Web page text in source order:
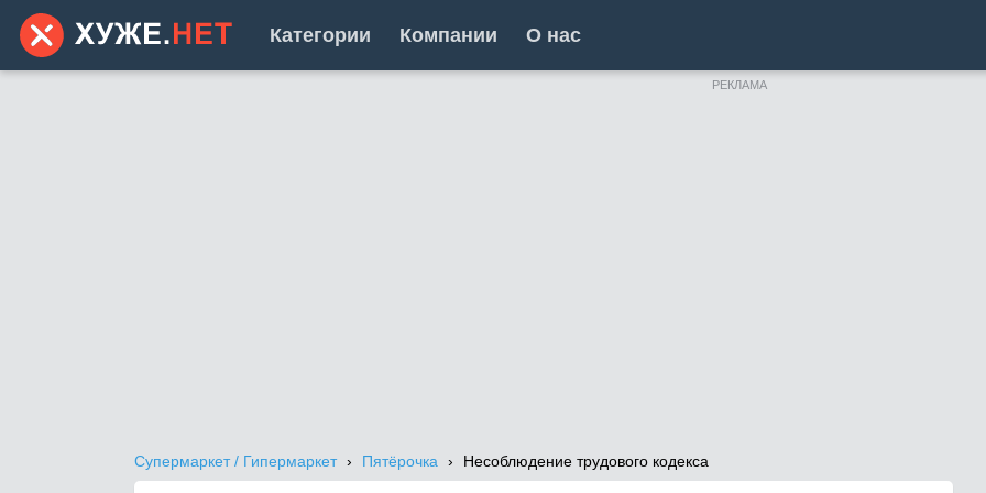
Категории Компании О нас
РЕКЛАМА
Супермаркет / Гипермаркет Пятёрочка Несоблюдение трудового кодекса